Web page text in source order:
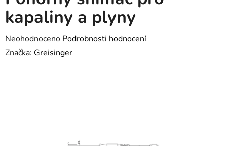
kapaliny a plyny
Průměrné
hodnocení
Neohodnoceno Podrobnosti hodnocení
Značka: Greisinger